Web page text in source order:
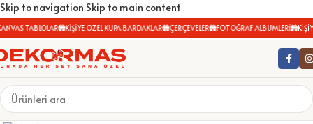
Skip to navigation Skip to main content
TABLOLAR KİŞİYE ÖZEL KUPA BARDAKLAR ÇERÇEVELER FOTOĞRAF ALBÜMLERİ
Büyütmek için tıklayın